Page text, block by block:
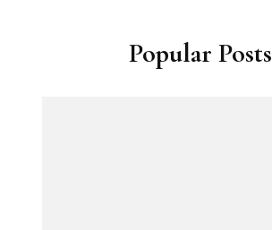
Popular Posts